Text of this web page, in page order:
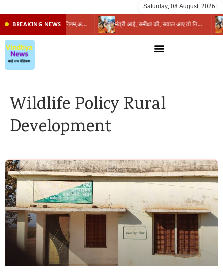
Saturday, 08 August, 2026
BREAKING NEWS प्रभारी मंत्री के निशाने पर नगर निगम,अफसरों को 10 दिन का अल्टीमेटम,नहीं होगी कार्रवाई, महापौर-आयुक्त के बीच सौहार्दहीनता पर मंत्री ने उठाए सवाल मंत्री आईं, समीक्षा की, सवाल आए तो निकल गईं – खाली जयंत चौंकीं पर नहीं दिया जवाब
Wildlife Policy Rural
Development